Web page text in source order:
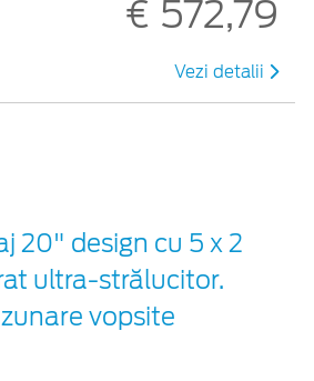
€ 572,79
Vezi detalii
20" design cu 5 x 2
ultra-strălucitor.
vopsite